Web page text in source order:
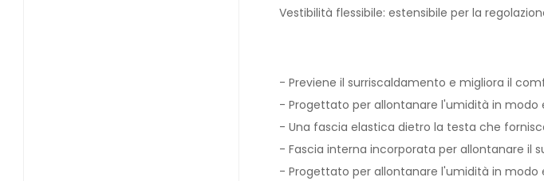
Vestibilità flessibile: estensibile per la
- Previene il surriscaldamento e migliora il
- Progettato per allontanare l'umidità in
- Una fascia elastica dietro la testa che
- Fascia interna incorporata per allontanare il
- Progettato per allontanare l'umidità in